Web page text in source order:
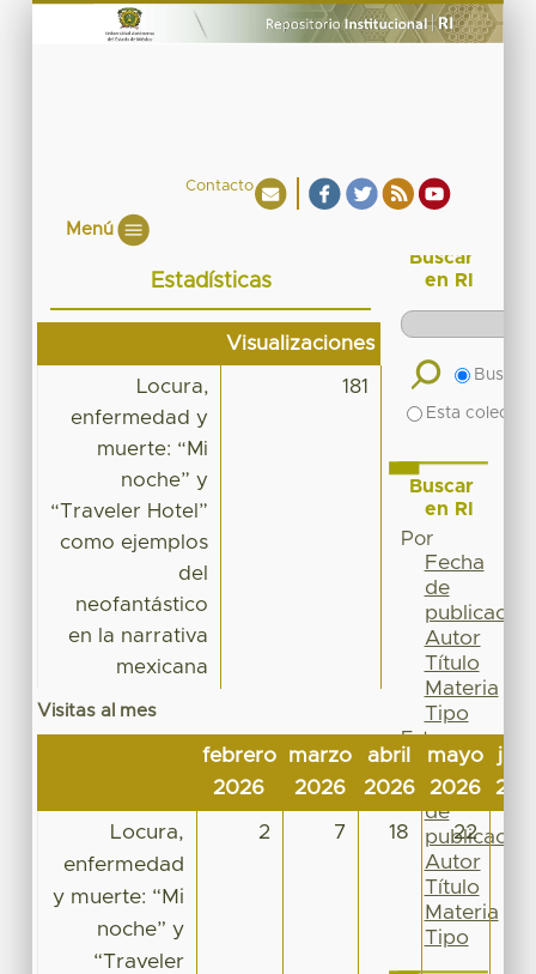
Contacto
Menú
Estadísticas
Visualizaciones
Locura,
enfermedad y
muerte: “Mi
noche” y
“Traveler Hotel”
como ejemplos
del
neofantástico
en la narrativa
mexicana
181
Visitas al mes
febrero
2026
marzo
2026
abril
2026
mayo
2026
Locura,
enfermedad
y muerte: “Mi
noche” y
“Traveler
2 7 18 22
Buscar
en RI
Buscar
Esta
Buscar
en RI
Por
Fecha
de
publicación
Autor
Título
Materia
Tipo
Esta
colección
Fecha
de
publicación
Autor
Título
Materia
Tipo